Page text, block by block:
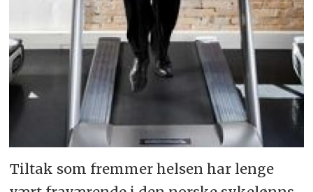
Tiltak som fremmer helsen har lenge